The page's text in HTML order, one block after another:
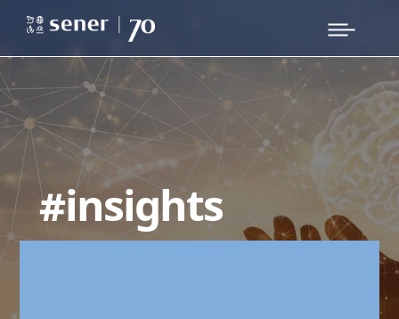
#insights